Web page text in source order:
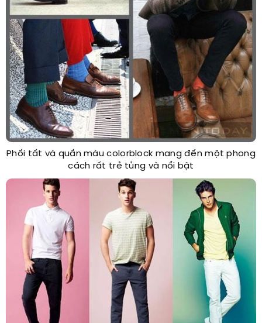
Phối tất và quần màu colorblock mang đến một phong
cách rất trẻ tủng và nổi bật